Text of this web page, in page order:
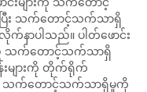
ြီး သက်တောင့်သက်သာရှိ
နာပါသည်။ ပါတ်ဖောင်း
ည် သက်တောင့်သက်သာရှိ
များကို တိုက်ရိုက်
သက်တောင့်သက်သာရှိမှုကို